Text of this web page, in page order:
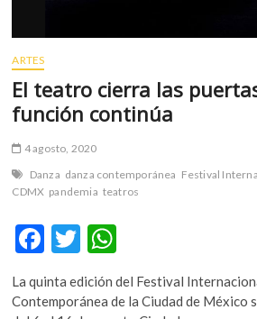
ARTES
El teatro cierra las
función continúa
4 agosto, 2020
Danza danza contemporánea Festival
CDMX pandemia teatros
F
e
T
itt at
La quinta edición del Festival
Contemporánea de la Ciudad de México